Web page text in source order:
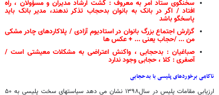
سخنگوی ستاد امر به معروف : گشت ارشاد مدیران و مسؤولان ، راه
افتاد / اگر در بانک به بانوان بدحجاب تذکر ندهند، مدیر بانک باید
پاسخگو باشد
گزارش اجتماع بزرگ بانوان در استادیوم آزادی / پلاکاردهای چادر مشکی
من ... /حجاب یعنی ... + عکس ها
صباغیان : بدحجابی ، واکنش اعتراضی به مشکلات معیشتی است /
آصفری : کلا ، حجابی وجود ندارد
ناکامی برخوردهای پلیسی با بدحجابی
ارزیابی مقامات پلیس در سال۱۳۹۸ نشان می دهد سیاستهای سخت پلیسی به ۵۰